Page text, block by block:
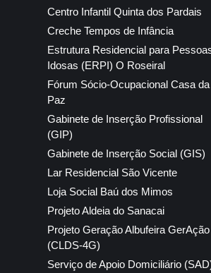
Centro Infantil Quinta dos Pardais
Creche Tempos de Infância
Estrutura Residencial para
Idosas (ERPI) O Roseiral
Fórum Sócio-Ocupacional Casa da
Paz
Gabinete de Inserção Profissional
(GIP)
Gabinete de Inserção Social (GIS)
Lar Residencial São Vicente
Loja Social Baú dos Mimos
Projeto Aldeia do Sanacai
Projeto Geração Albufeira GerAção
(CLDS-4G)
Serviço de Apoio Domiciliário